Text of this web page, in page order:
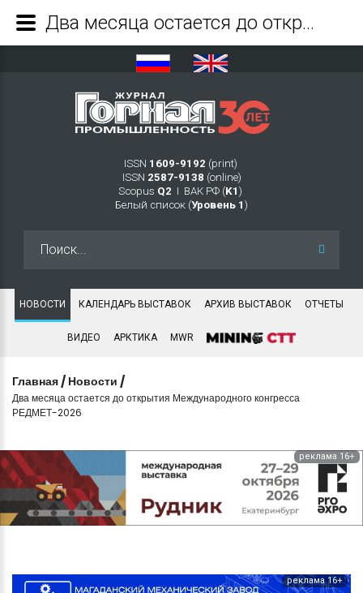
ISSN 1609-9192 (print)
ISSN 2587-9138 (online)
Scopus Q2 Ι ВАК РФ (K1 )
Белый список (Уровень 1 )
НОВОСТИ КАЛЕНДАРЬ ВЫСТАВОК АРХИВ ВЫСТАВОК ОТЧЕТЫ
ВИДЕО АРКТИКА MWR
Главная / Новости /
Два месяца остается до открытия Международного конгресса
РЕДМЕТ-2026
реклама 16+
реклама 16+
Два месяца остается до открытия Международного конгресса РЕДМЕТ-2026 - Журнал Горная промышленность